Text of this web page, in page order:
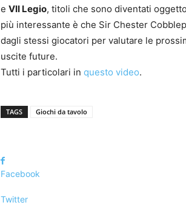
e VII Legio, titoli che sono diventati
più interessante è che Sir Chester
dagli stessi giocatori per valutare le
uscite future.
Tutti i particolari in questo video.
TAGS Giochi da tavolo
Facebook
Twitter